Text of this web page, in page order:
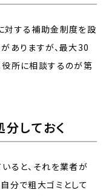
対する補助金制度を設
ありますが、最大30
所に相談するのが第
しておく
ると、それを業者が
分で粗大ゴミとして